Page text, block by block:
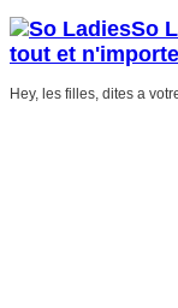
So
tout et
Hey, les filles, dites a